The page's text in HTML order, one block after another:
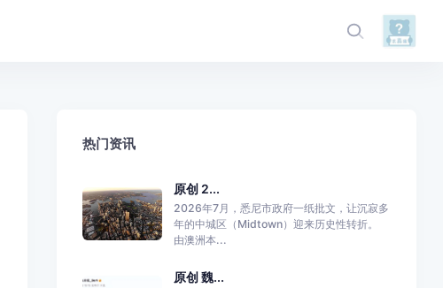
热门资讯
原创 2...
2026年7月，悉尼市政府一纸批文，让沉寂多
年的中城区（Midtown）迎来历史性转折。
由澳洲本...
原创 魏...